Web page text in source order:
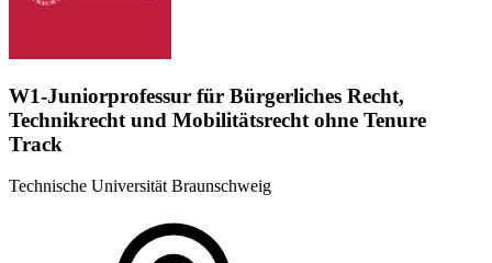
W1-Juniorprofessur für Bürgerliches Recht,
Technikrecht und Mobilitätsrecht ohne Tenure
Track
Technische Universität Braunschweig